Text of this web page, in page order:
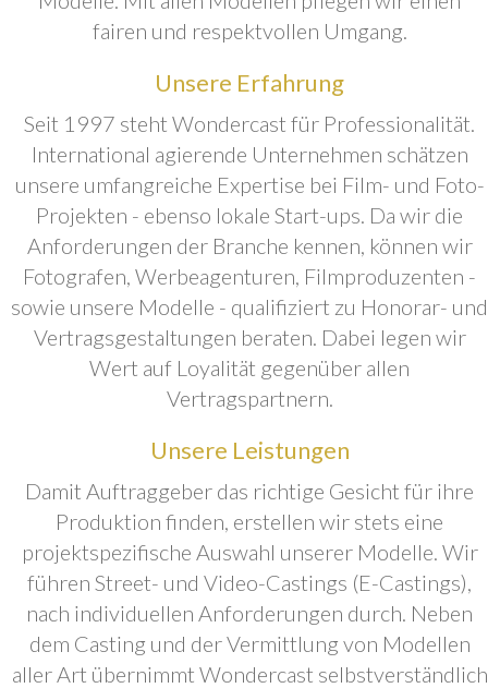
fairen und respektvollen Umgang.
Unsere Erfahrung
Seit 1997 steht Wondercast für Professionalität.
International agierende Unternehmen schätzen
unsere umfangreiche Expertise bei Film- und Foto-
Projekten - ebenso lokale Start-ups. Da wir die
Anforderungen der Branche kennen, können wir
Fotografen, Werbeagenturen, Filmproduzenten -
sowie unsere Modelle - qualifiziert zu Honorar- und
Vertragsgestaltungen beraten. Dabei legen wir
Wert auf Loyalität gegenüber allen
Vertragspartnern.
Unsere Leistungen
Damit Auftraggeber das richtige Gesicht für ihre
Produktion finden, erstellen wir stets eine
projektspezifische Auswahl unserer Modelle. Wir
führen Street- und Video-Castings (E-Castings),
nach individuellen Anforderungen durch. Neben
dem Casting und der Vermittlung von Modellen
aller Art übernimmt Wondercast selbstverständlich